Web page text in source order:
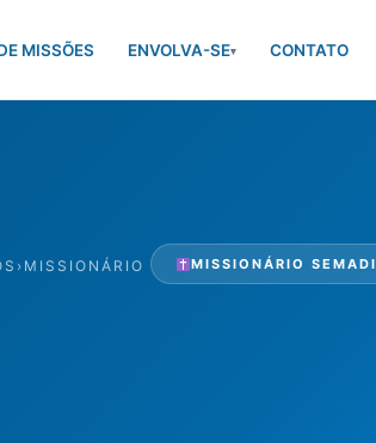
MISSÕES ENVOLVA-SE▾ CONTATO
› MISSIONÁRIO MISSIONÁRIO SEMADI